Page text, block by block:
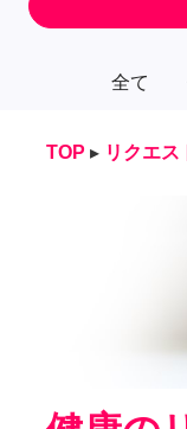
全て
TOP ▸ リクエス